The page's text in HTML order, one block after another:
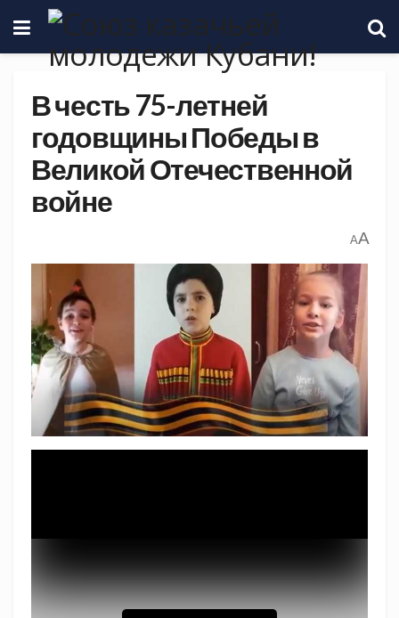
В честь 75-летней
годовщины Победы в
Великой Отечественной
войне
AA